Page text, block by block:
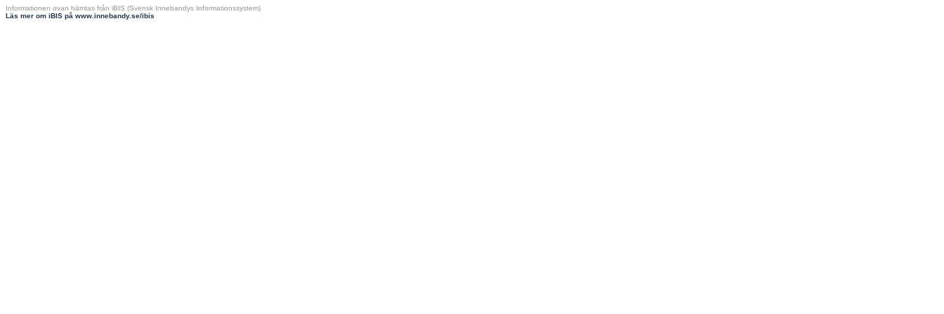
Informationen ovan hämtas från iBIS (Svensk Innebandys Informationssystem)
Läs mer om iBIS på www.innebandy.se/ibis